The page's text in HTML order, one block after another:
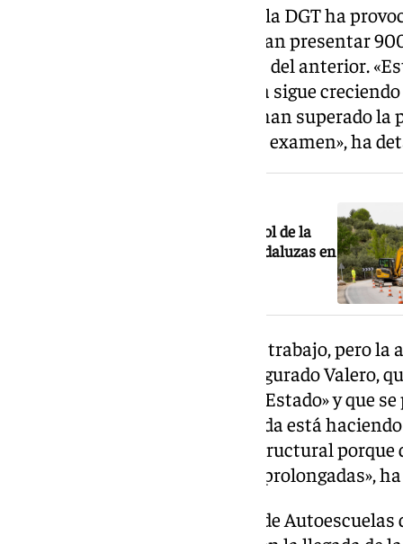
La escasez de examinadores de la DGT ha
provincia de Granada sólo puedan presentar
de evaluación, frente a los 1.400 del anterior.
600 personas. La lista de espera sigue
más de 11.600 alumnos que ya han superado
podemos asegurar una fecha de examen», ha
La DGT comienza campaña de control de la
velocidad en tramos de carreteras andaluzas en
«Somos empresas que tenemos trabajo, pero
restringida la actividad», ha asegurado Valero,
«un problema de estructura del Estado» y que
«El jefe de la dirección de Granada está
enfrentamos a un problema estructural
a las jubilaciones ni a las bajas prolongadas»,
Desde la Asociación Provincial de